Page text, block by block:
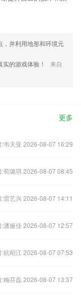
，并利用地形和环境元
的游戏体验！
来自
更多
:韦天亚 2026-08-07 16:29
:荀璐琪 2026-08-07 08:45
:雷艺兴 2026-08-07 14:11
:潘娅佳 2026-08-07 12:57
:杭昭江 2026-08-07 07:53
:梅芬磊 2026-08-07 13:37